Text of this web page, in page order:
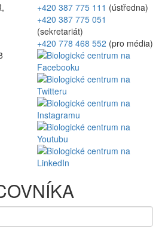
+420 387 775 111 (ústředna)
+420 387 775 051
(sekretariát)
+420 778 468 552 (pro média)